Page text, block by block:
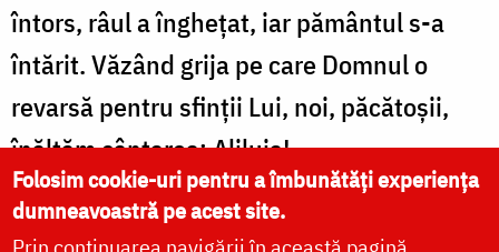
întors, râul a înghețat, iar pământul s-a
întărit. Văzând grija pe care Domnul o
revarsă pentru sfinții Lui, noi, păcătoșii,
înălțăm cântarea: Aliluia!
Icosul 10
Folosim cookie-uri pentru a îmbunătăți experiența
dumneavoastră pe acest site.